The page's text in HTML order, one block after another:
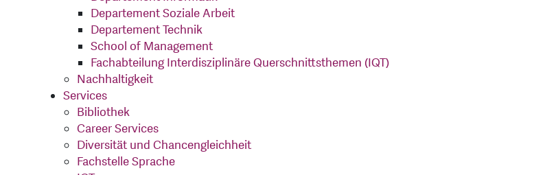
Departement Soziale Arbeit
Departement Technik
School of Management
Fachabteilung Interdisziplinäre Querschnittsthemen (IQT)
Nachhaltigkeit
Services
Bibliothek
Career Services
Diversität und Chancengleichheit
Fachstelle Sprache